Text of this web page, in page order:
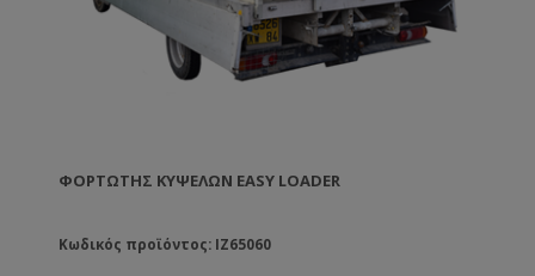
ΦΟΡΤΩΤΉΣ ΚΥΨΕΛΏΝ EASY LOADER
Κωδικός προϊόντος: IZ65060